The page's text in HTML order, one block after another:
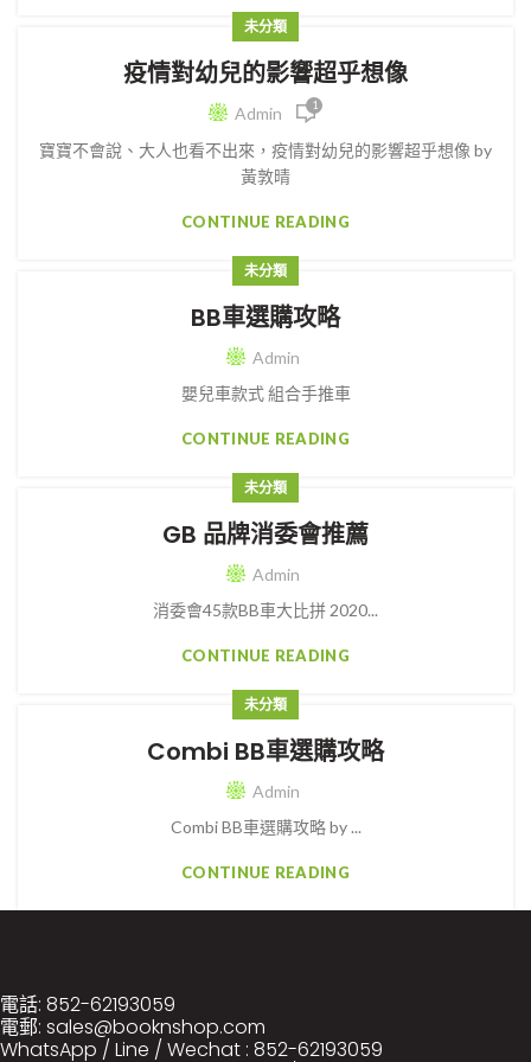
未分類
疫情對幼兒的影響超乎想像
Admin 1
寶寶不會說、大人也看不出來，疫情對幼兒的影響超乎想像 by
黃敦晴
CONTINUE READING
未分類
BB車選購攻略
Admin
嬰兒車款式 組合手推車
CONTINUE READING
未分類
GB 品牌消委會推薦
Admin
消委會45款BB車大比拼 2020...
CONTINUE READING
未分類
Combi BB車選購攻略
Admin
Combi BB車選購攻略 by ...
CONTINUE READING
電話: 852-62193059
電郵: sales@booknshop.com
WhatsApp / Line / Wechat : 852-62193059